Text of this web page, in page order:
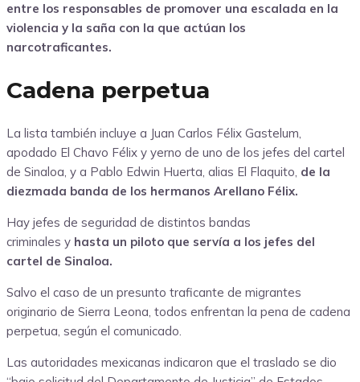
entre los responsables de promover una escalada en la
violencia y la saña con la que actúan los
narcotraficantes.
Cadena perpetua
La lista también incluye a Juan Carlos Félix Gastelum,
apodado El Chavo Félix y yerno de uno de los jefes del cartel
de Sinaloa, y a Pablo Edwin Huerta, alias El Flaquito, de la
diezmada banda de los hermanos Arellano Félix.
Hay jefes de seguridad de distintos bandas
criminales y hasta un piloto que servía a los jefes del
cartel de Sinaloa.
Salvo el caso de un presunto traficante de migrantes
originario de Sierra Leona, todos enfrentan la pena de cadena
perpetua, según el comunicado.
Las autoridades mexicanas indicaron que el traslado se dio